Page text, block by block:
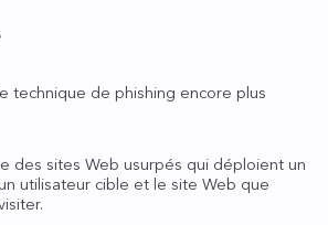
technique de phishing encore plus
des sites Web usurpés qui déploient un
utilisateur cible et le site Web que